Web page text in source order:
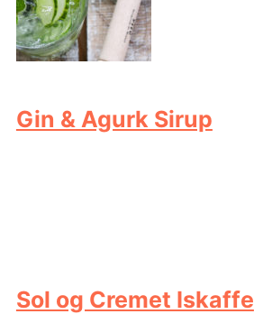
Gin & Agurk Sirup
Sol og Cremet Iskaffe